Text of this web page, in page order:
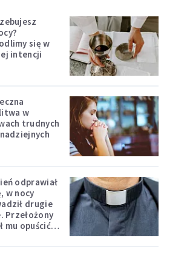
się w
intencji
w
trudnych
odprawiał
w nocy
drugie
Przełożony
mu opuścić